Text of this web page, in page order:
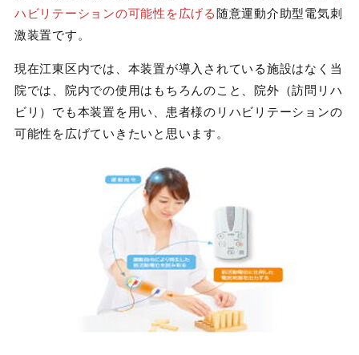
ハビリテーションの可能性を広げる 随意運動介助型電気刺
激装置です。
現在江東区内では、本装置が導入されている施設はなく当
院では、院内での使用はもちろんのこと、院外（訪問リハ
ビリ）でも本装置を用い、患者様のリハビリテーションの
可能性を広げていきたいと思います。